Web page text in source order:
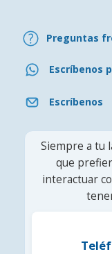
Preguntas
Escríbenos
Escríbenos
Siempre a tu
que
interactuar